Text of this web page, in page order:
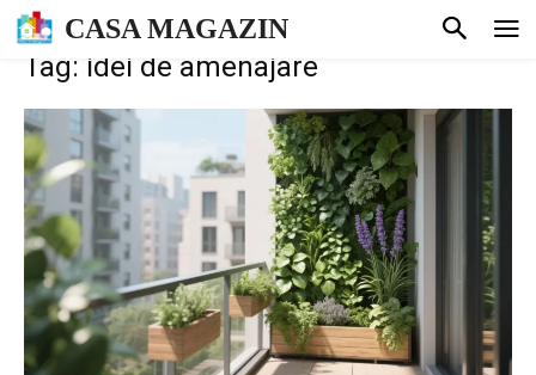
CASA MAGAZIN
Tag: idei de amenajare